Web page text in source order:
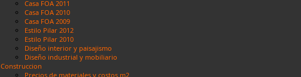
Casa FOA 2011
Casa FOA 2010
Casa FOA 2009
Estilo Pilar 2012
Estilo Pilar 2010
Diseño interior y paisajismo
Diseño industrial y mobiliario
Construccion
Precios de materiales y costos m2